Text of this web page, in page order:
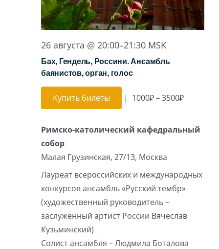
26 августа @ 20:00–21:30 MSK
Бах, Гендель, Россини. Ансамбль
баянистов, орган, голос
Купить билеты | 1000₽ – 3500₽
Римско-католический кафедральный
собор
Малая Грузинская, 27/13, Москва
Лауреат всероссийских и международных
конкурсов ансамбль «Русский тембр»
(художественный руководитель –
заслуженный артист России Вячеслав
Кузьминский)
Солист ансамбля – Людмила Боталова